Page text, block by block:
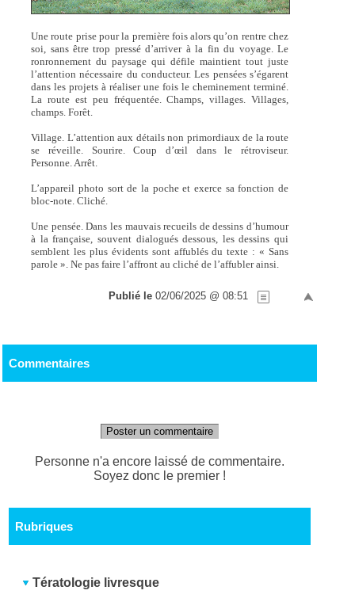
Une route prise pour la première fois alors qu’on rentre chez
soi, sans être trop pressé d’arriver à la fin du voyage. Le
ronronnement du paysage qui défile maintient tout juste
l’attention nécessaire du conducteur. Les pensées s’égarent
dans les projets à réaliser une fois le cheminement terminé.
La route est peu fréquentée. Champs, villages. Villages,
champs. Forêt.
Village. L’attention aux détails non primordiaux de la route
se réveille. Sourire. Coup d’œil dans le rétroviseur.
Personne. Arrêt.
L’appareil photo sort de la poche et exerce sa fonction de
bloc-note. Cliché.
Une pensée. Dans les mauvais recueils de dessins d’humour
à la française, souvent dialogués dessous, les dessins qui
semblent les plus évidents sont affublés du texte : « Sans
parole ». Ne pas faire l’affront au cliché de l’affubler ainsi.
Publié le 02/06/2025 @ 08:51
Commentaires
Poster un commentaire
Personne n'a encore laissé de commentaire.
Soyez donc le premier !
Rubriques
Tératologie livresque